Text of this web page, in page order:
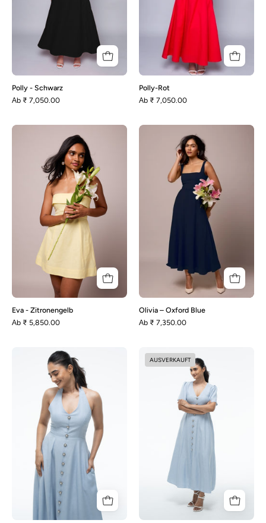
Polly - Schwarz
Аb ₹ 7,050.00
Polly-Rot
Аb ₹ 7,050.00
Eva
-
Zitronengelb
Eva - Zitronengelb
Аb ₹ 5,850.00
Olivia
–
Oxford
Blue
Olivia – Oxford Blue
Аb ₹ 7,350.00
Aston
-
Blau
-
Staubblau
AUSVERKAUFT